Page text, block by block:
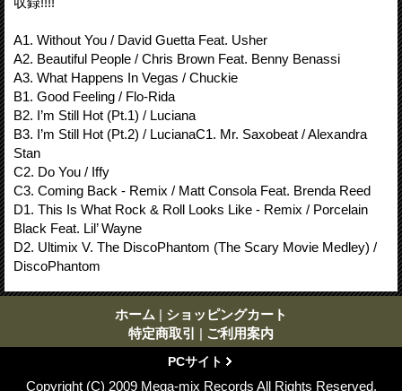
A1. Without You / David Guetta Feat. Usher
A2. Beautiful People / Chris Brown Feat. Benny Benassi
A3. What Happens In Vegas / Chuckie
B1. Good Feeling / Flo-Rida
B2. I’m Still Hot (Pt.1) / Luciana
B3. I’m Still Hot (Pt.2) / LucianaC1. Mr. Saxobeat / Alexandra
Stan
C2. Do You / Iffy
C3. Coming Back - Remix / Matt Consola Feat. Brenda Reed
D1. This Is What Rock & Roll Looks Like - Remix / Porcelain
Black Feat. Lil’ Wayne
D2. Ultimix V. The DiscoPhantom (The Scary Movie Medley) /
DiscoPhantom
ホーム | ショッピングカート
特定商取引
| ご利用案内
PCサイト
Copyright (C) 2009 Mega-mix Records All Rights Reserved.